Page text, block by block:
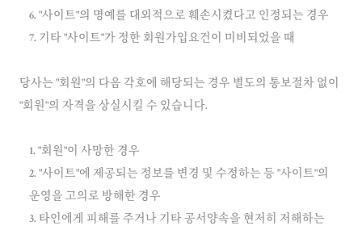
6. "사이트"의 명예를 대외적으로 훼손시켰다고 인정되는 경우
당사는 "회원"의 다음 각호에 해당되는 경우 별도의 통보절차 없이
1. "회원"이 사망한 경우
2. "사이트"에 제공되는 정보를 변경 및 수정하는 등 "사이트"의
운영을 고의로 방해한 경우
3. 타인에게 피해를 주거나 기타 공서양속을 현저히 저해하는